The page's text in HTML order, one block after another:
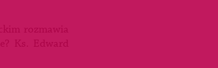
rozmawia
Ks. Edward